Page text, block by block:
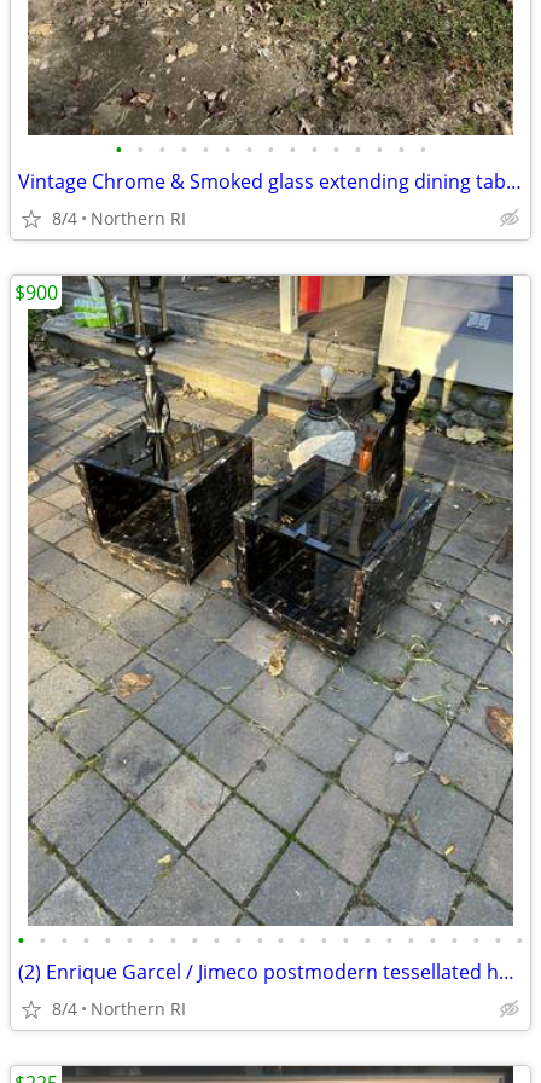
• • • • • • • • • • • • • • •
Vintage Chrome & Smoked glass extending dining table A18
8/4 Northern RI
• • • • • • • • • • • • • • • • • • • • • • • •
(2) Enrique Garcel / Jimeco postmodern tessellated horn tables B45
8/4 Northern RI
$900